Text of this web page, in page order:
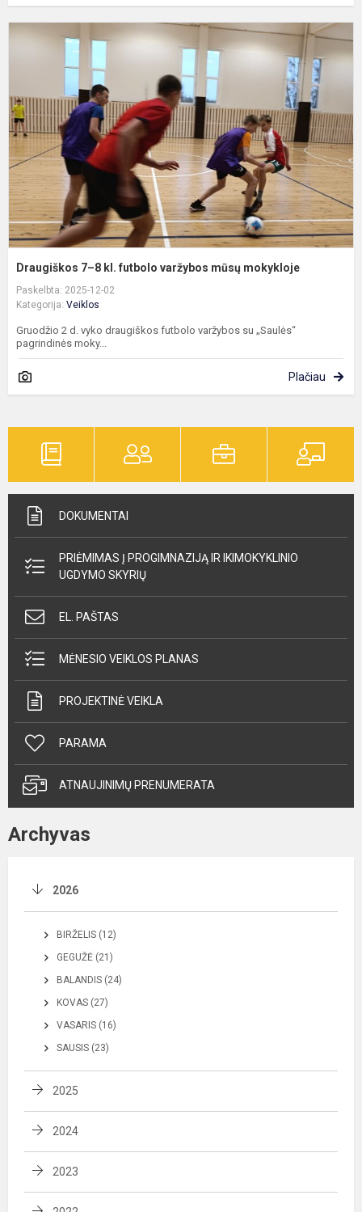
Draugiškos 7–8 kl. futbolo varžybos mūsų mokykloje
Paskelbta: 2025-12-02
Kategorija: Veiklos
Gruodžio 2 d. vyko draugiškos futbolo varžybos su „Saulės“
pagrindinės moky...
Plačiau
DOKUMENTAI
PRIĖMIMAS Į PROGIMNAZIJĄ IR IKIMOKYKLINIO
UGDYMO SKYRIŲ
EL. PAŠTAS
MĖNESIO VEIKLOS PLANAS
PROJEKTINĖ VEIKLA
PARAMA
ATNAUJINIMŲ PRENUMERATA
Archyvas
2026
BIRŽELIS (12)
GEGUŽĖ (21)
BALANDIS (24)
KOVAS (27)
VASARIS (16)
SAUSIS (23)
2025
2024
2023